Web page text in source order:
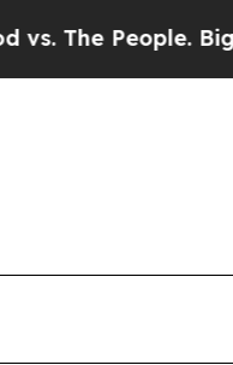
Big Food’s